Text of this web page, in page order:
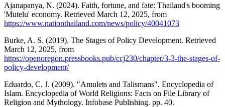
Ajanapanya, N. (2024). Faith, fortune, and fate: Thailand's booming
'Mutelu' economy. Retrieved March 12, 2025, from
https://www.nationthailand.com/news/policy/40041073
Burke, A. S. (2019). The Stages of Policy Development. Retrieved
March 12, 2025, from
https://openoregon.pressbooks.pub/ccj230/chapter/3-3-the-stages-of-
policy-development/
Eduardo, C. J. (2009). "Amulets and Talismans". Encyclopedia of
Islam. Encyclopedia of World Religions: Facts on File Library of
Religion and Mythology. Infobase Publishing. pp. 40.